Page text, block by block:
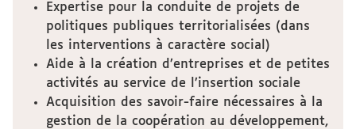
Expertise pour la conduite de projets de
politiques publiques territorialisées (dans
les interventions à caractère social)
Aide à la création d’entreprises et de petites
activités au service de l’insertion sociale
Acquisition des savoir-faire nécessaires à la
gestion de la coopération au développement,